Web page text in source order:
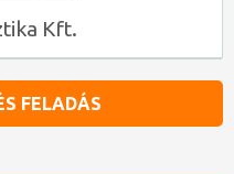
Kft.
FELADÁS